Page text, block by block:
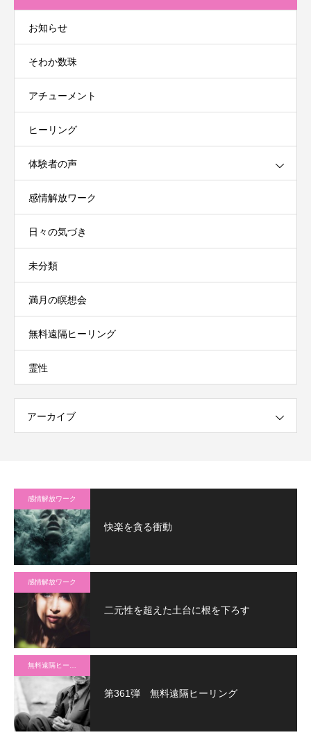
お知らせ
そわか数珠
アチューメント
ヒーリング
体験者の声
感情解放ワーク
日々の気づき
未分類
満月の瞑想会
無料遠隔ヒーリング
霊性
アーカイブ
感情解放ワーク
快楽を貪る衝動
感情解放ワーク
二元性を超えた土台に根を下ろす
第361弾 無料遠隔ヒーリング